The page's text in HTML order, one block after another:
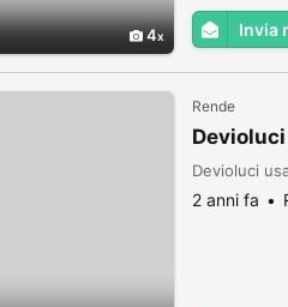
4 Invia
Rende
Devioluci
2 anni fa